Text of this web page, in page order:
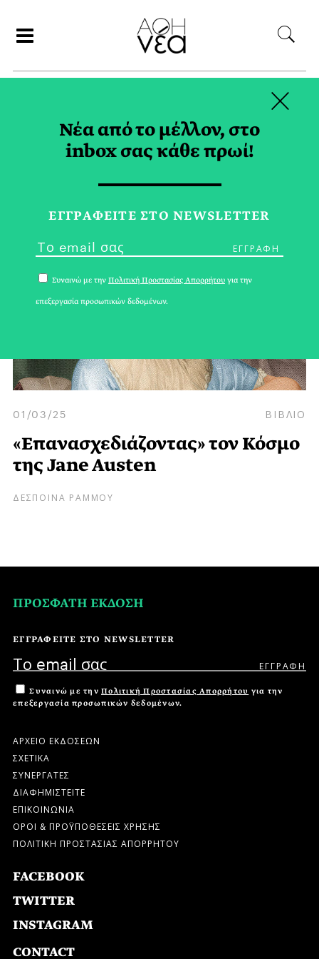
REGENCY TAG
01/03/25 ΒΙΒΛΙΟ
«Επανασχεδιάζοντας» τον Κόσμο
της Jane Austen
ΔΕΣΠΟΙΝΑ ΡΑΜΜΟΥ
ΠΡΟΣΦΑΤΗ ΕΚΔΟΣΗ
ΕΓΓΡΑΦΕΙΤΕ ΣΤΟ NEWSLETTER
Συναινώ με την Πολιτική Προστασίας Απορρήτου για την
επεξεργασία προσωπικών δεδομένων.
ΑΡΧΕΙΟ ΕΚΔΟΣΕΩΝ
ΣΧΕΤΙΚΑ
ΣΥΝΕΡΓΑΤΕΣ
ΔΙΑΦΗΜΙΣΤΕΙΤΕ
ΕΠΙΚΟΙΝΩΝΙΑ
ΟΡΟΙ & ΠΡΟΫΠΟΘΕΣΕΙΣ ΧΡΗΣΗΣ
ΠΟΛΙΤΙΚΗ ΠΡΟΣΤΑΣΙΑΣ ΑΠΟΡΡΗΤΟΥ
FACEBOOK
TWITTER
INSTAGRAM
CONTACT
Νέα από το μέλλον, στο
inbox σας κάθε πρωί!
ΕΓΓPΑΦΕΙΤΕ ΣΤΟ NEWSLETTER
Συναινώ με την Πολιτική Προστασίας Απορρήτου για την
επεξεργασία προσωπικών δεδομένων.
×